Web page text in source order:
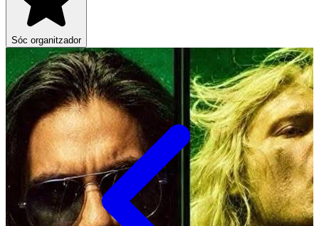
Sóc organitzador